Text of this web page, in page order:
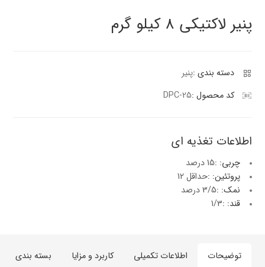
دانستنی های سلامت
English
Arabic
پنیر لاکتیکی 8 کیلو گرم
دسته بندی :پنیر
کد محصول :DPC-25
اطلاعات تغذیه ای
چربی: :15 درصد
پروتئین: :حداقل 12
نمک: :3/5 درصد
قند: :1/3
توضیحات اطلاعات تکمیلی کاربرد و مزایا بسته بندی